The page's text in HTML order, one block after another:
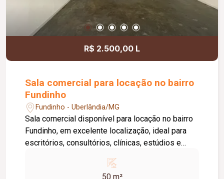
locatário. Entre em contato para mais
informações e agende uma visita.
R$ 2.500,00 L
Sala comercial para locação no bairro
Fundinho
Fundinho - Uberlândia/MG
Sala comercial disponível para locação no bairro
Fundinho, em excelente localização, ideal para
escritórios, consultórios, clínicas, estúdios e
aproximadamente 50 m², forro em gesso, copa,
50 m²